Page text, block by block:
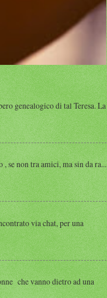
genealogico di tal Teresa. La
non tra amici, ma sin da ra...
via chat, per una
che vanno dietro ad una